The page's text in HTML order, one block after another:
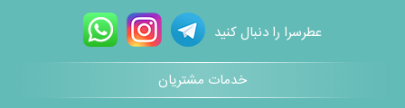
عطرسرا را دنبال کنید
خدمات مشتریان